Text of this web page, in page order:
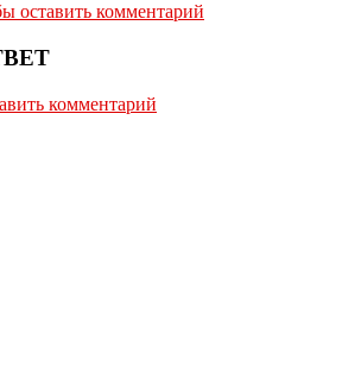
оставить комментарий
комментарий